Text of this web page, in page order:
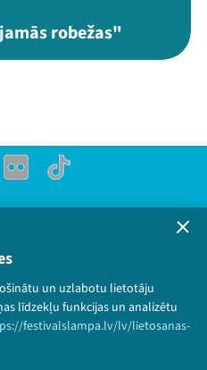
un uzlabotu lietotāju
līdzekļu funkcijas un analizētu
festivalslampa.lv/lv/lietosanas-
robežas"
Flick TikTok
politika
Visas tiesības